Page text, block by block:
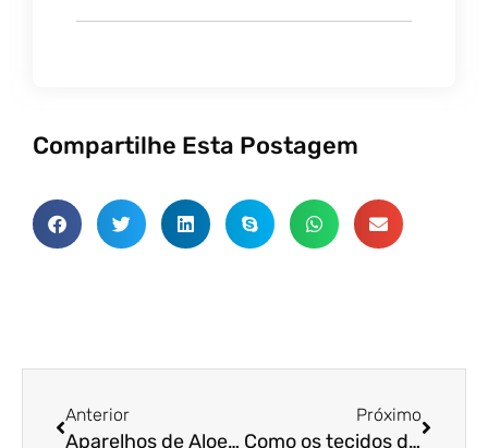
Compartilhe Esta Postagem
Anterior
Aparelhos de Aloe Vera para uma vida saudável e jovem
Próximo
Como os tecidos de chiffon devem ser mantidos?